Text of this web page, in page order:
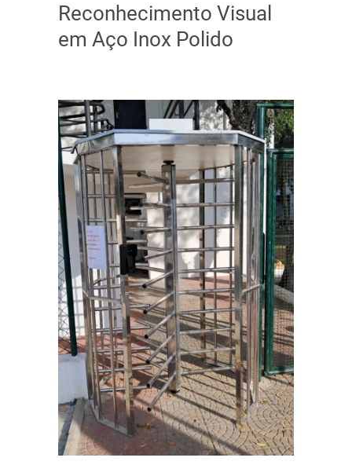
Reconhecimento Visual
em Aço Inox Polido